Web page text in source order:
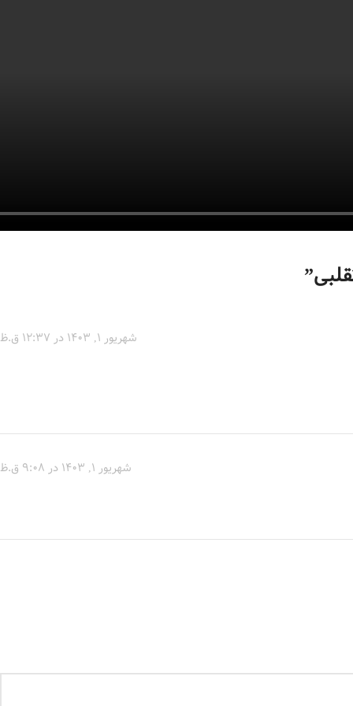
”
شهریور 1, 1403 در 12:37 ق.ظ
شهریور 1, 1403 در 9:08 ق.ظ